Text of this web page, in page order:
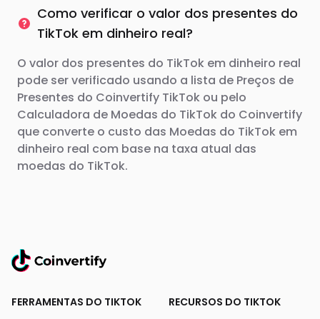
Como verificar o valor dos presentes do
TikTok em dinheiro real?
O valor dos presentes do TikTok em dinheiro real
pode ser verificado usando a lista de Preços de
Presentes do Coinvertify TikTok ou pelo
Calculadora de Moedas do TikTok do Coinvertify
que converte o custo das Moedas do TikTok em
dinheiro real com base na taxa atual das
moedas do TikTok.
FERRAMENTAS DO TIKTOK RECURSOS DO TIKTOK